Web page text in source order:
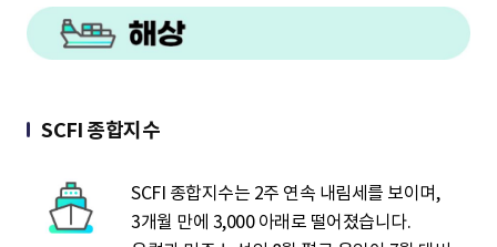
SCFI 종합지수
SCFI 종합지수는 2주 연속 내림세를 보이며,
3개월 만에 3,000 아래로 떨어졌습니다.